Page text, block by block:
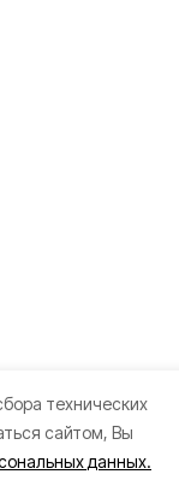
технических
сайтом, Вы
данных.